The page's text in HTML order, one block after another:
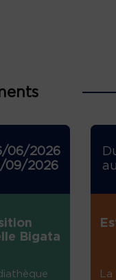
06/2026
09/2026
Bigata
au